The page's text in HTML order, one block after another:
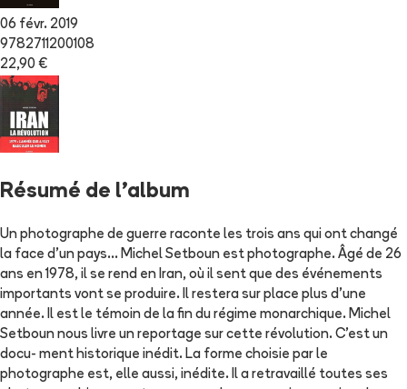
06 févr. 2019
9782711200108
22,90 €
Résumé de l'album
Un photographe de guerre raconte les trois ans qui ont changé
la face d'un pays... Michel Setboun est photographe. Âgé de 26
ans en 1978, il se rend en Iran, où il sent que des événements
importants vont se produire. Il restera sur place plus d'une
année. Il est le témoin de la fin du régime monarchique. Michel
Setboun nous livre un reportage sur cette révolution. C'est un
docu- ment historique inédit. La forme choisie par le
photographe est, elle aussi, inédite. Il a retravaillé toutes ses